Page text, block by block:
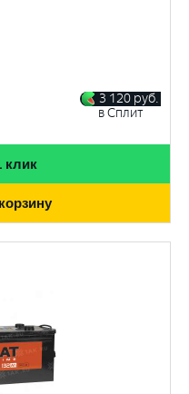
3 120 руб.
в Сплит
клик